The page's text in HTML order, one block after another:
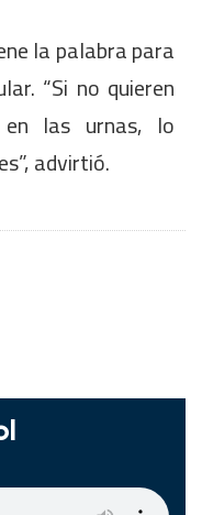
la palabra para
“Si no quieren
las urnas, lo
advirtió.